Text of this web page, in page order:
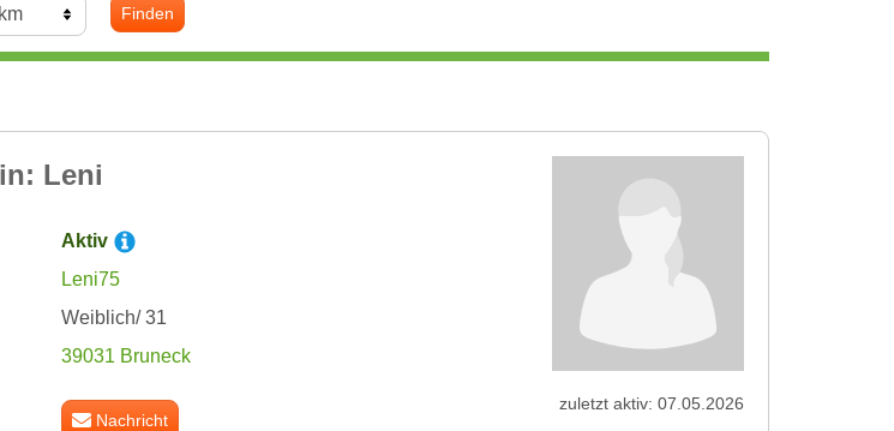
Finden
Leni
Aktiv
Leni75
Weiblich/ 31
39031 Bruneck
Nachricht
zuletzt aktiv: 07.05.2026